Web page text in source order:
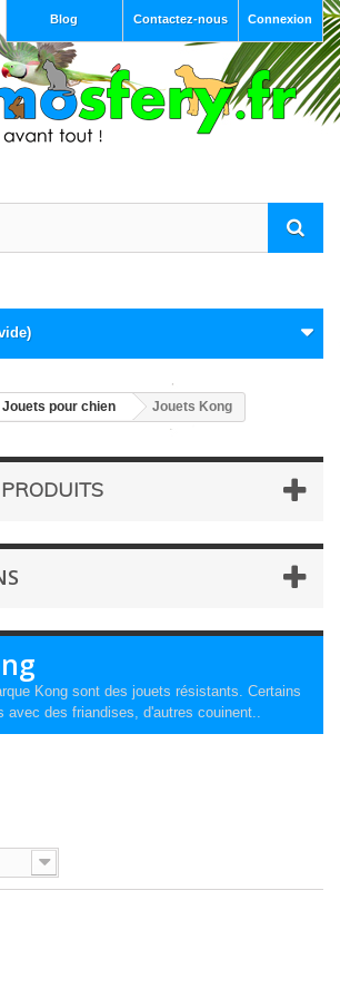
Connexion
Contactez-nous
Blog
Jouets pour chien Jouets Kong
Kong sont des jouets résistants. Certains
avec des friandises, d'autres couinent..